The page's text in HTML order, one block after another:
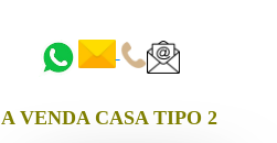
A VENDA CASA TIPO 2